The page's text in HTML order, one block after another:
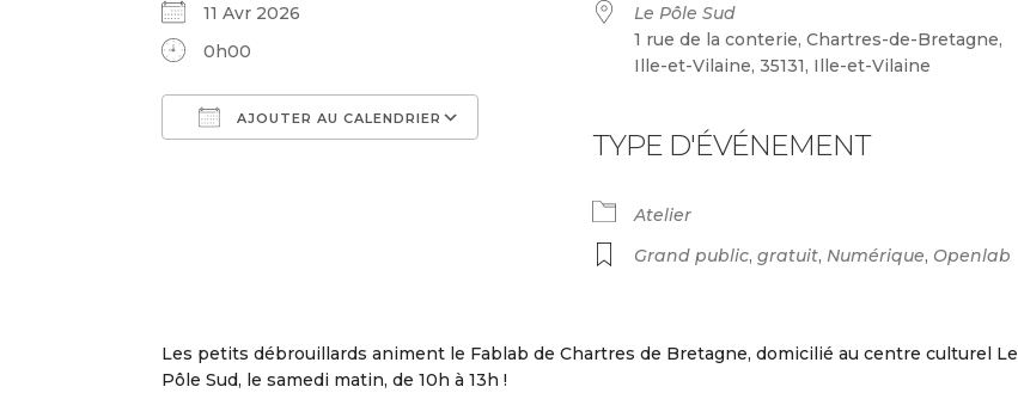
11 Avr 2026
0h00
AJOUTER AU CALENDRIER
Le Pôle Sud
1 rue de la conterie, Chartres-de-Bretagne,
Ille-et-Vilaine, 35131, Ille-et-Vilaine
TYPE D'ÉVÉNEMENT
Atelier
Grand public, gratuit, Numérique, Openlab
Les petits débrouillards animent le Fablab de Chartres de Bretagne, domicilié au centre culturel Le
Pôle Sud, le samedi matin, de 10h à 13h !